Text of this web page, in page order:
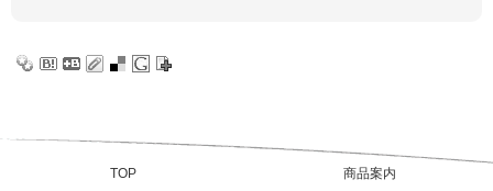
TOP 商品案内